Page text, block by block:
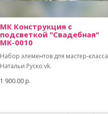
МК Конструкция с
подсветкой "Свадебная"
МК-0010
Набор элементов для мастер-класса
Натальи Руско vk.
1 900.00 р.